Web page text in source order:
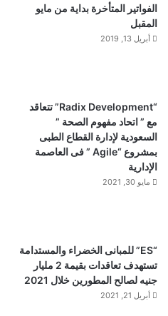
الفواتير المتأخرة بداية من مايو
المقبل
أبريل 13, 2019
“Radix Development” تتعاقد
مع ” اتحاد مفهوم الصحة ”
السعودية لإدارة القطاع الطبى
بمشروع “Agile ” فى العاصمة
الإدارية
مايو 30, 2021
“ES” للمبانى الخضراء والمستدامة
تستهدف تعاقدات بقيمة 2 مليار
جنيه لصالح المطورين خلال 2021
أبريل 21, 2021